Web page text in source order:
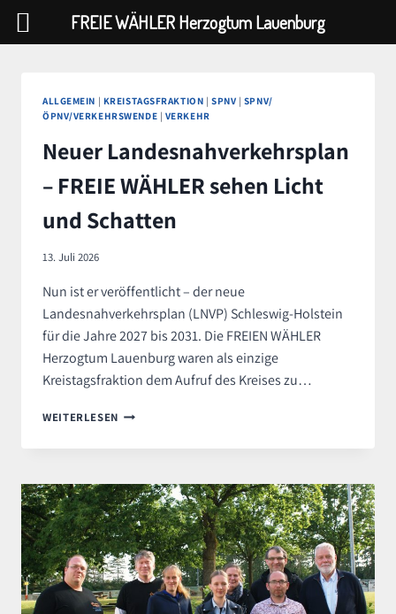
springenALLGEMEIN | KREISTAGSFRAKTION | SPNV | SPNV/
ÖPNV/VERKEHRSWENDE | VERKEHR
Neuer Landesnahverkehrsplan
– FREIE WÄHLER sehen Licht
und Schatten
13. Juli 2026
Nun ist er veröffentlicht – der neue
Landesnahverkehrsplan (LNVP) Schleswig-Holstein
für die Jahre 2027 bis 2031. Die FREIEN WÄHLER
Herzogtum Lauenburg waren als einzige
Kreistagsfraktion dem Aufruf des Kreises zu…
WEITERLESEN NEUER
–
WÄHLER
SEHEN
LICHT
UND
SCHATTEN
FREIE WÄHLER Herzogtum Lauenburg